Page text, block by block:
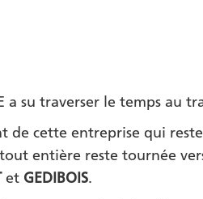
a su traverser le temps au
de cette entreprise qui
entière reste tournée
et GEDIBOIS.